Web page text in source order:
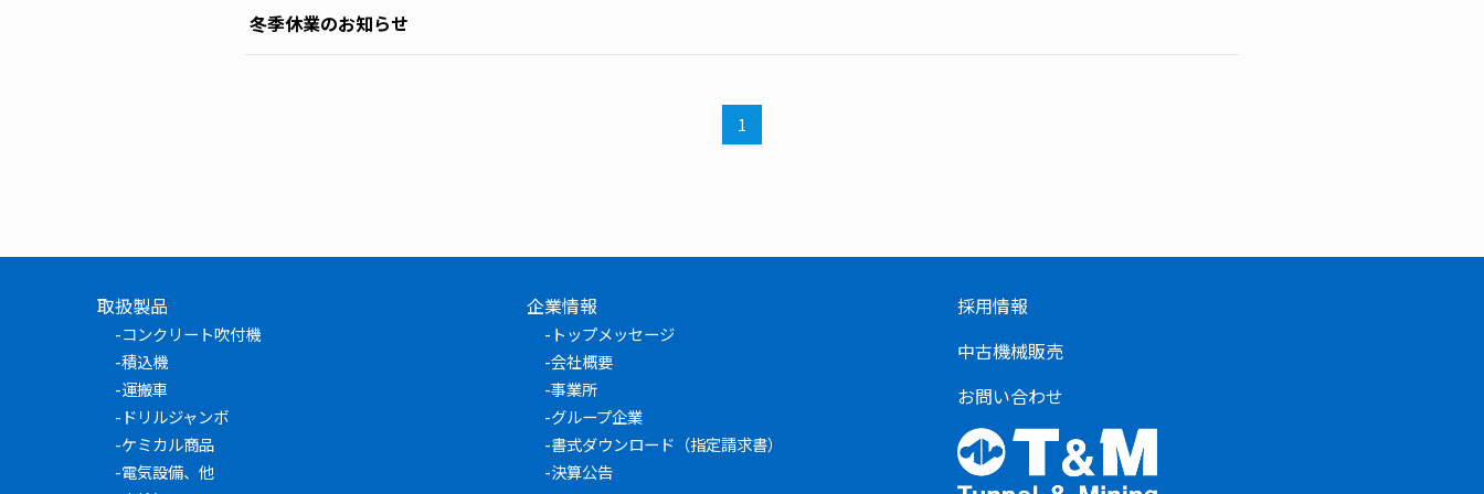
冬季休業のお知らせ
1
取扱製品
-コンクリート吹付機
-積込機
-運搬車
- ドリルジャンボ
-ケミカル商品
-電気設備、他
企業情報
- トップメッセージ
-会社概要
-事業所
-グループ企業
-書式ダウンロード（指定請求書）
-決算公告
採用情報
中古機械販売
お問い合わせ